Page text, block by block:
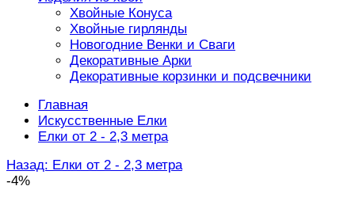
Хвойные Конуса
Хвойные гирлянды
Новогодние Венки и Сваги
Декоративные Арки
Декоративные корзинки и подсвечники
Главная
Искусственные Елки
Елки от 2 - 2,3 метра
Назад: Елки от 2 - 2,3 метра
-4%